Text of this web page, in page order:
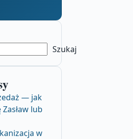
Szukaj
— jak
lub
w